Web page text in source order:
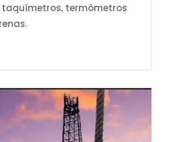
taquímetros, termômetros